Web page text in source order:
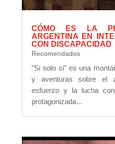
CÓMO ES LA
ARGENTINA EN
CON DISCAPACIDAD
Recomendados
"Si solo si" es una
y aventuras sobre el
esfuerzo y la lucha
protagonizada...